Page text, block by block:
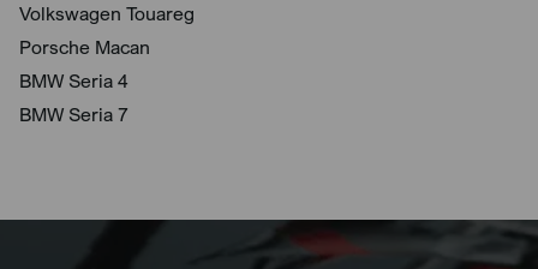
Volkswagen Touareg
Porsche Macan
BMW Seria 4
BMW Seria 7